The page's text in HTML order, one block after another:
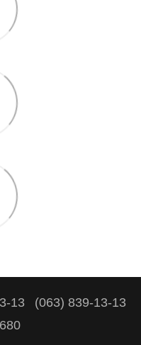
13
(063) 839-13-13